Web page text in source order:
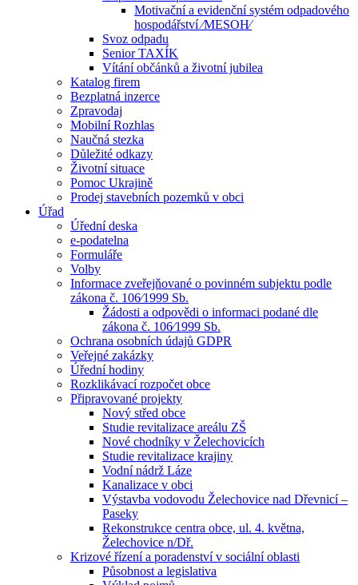
Motivační a evidenční systém odpadového
hospodářství ⁄MESOH⁄
Svoz odpadu
Senior TAXÍK
Vítání občánků a životní jubilea
Katalog firem
Bezplatná inzerce
Zpravodaj
Mobilní Rozhlas
Naučná stezka
Důležité odkazy
Životní situace
Pomoc Ukrajině
Prodej stavebních pozemků v obci
Úřad
Úřední deska
e-podatelna
Formuláře
Volby
Informace zveřejňované o povinném subjektu podle
zákona č. 106⁄1999 Sb.
Žádosti a odpovědi o informaci podané dle
zákona č. 106⁄1999 Sb.
Ochrana osobních údajů GDPR
Veřejné zakázky
Úřední hodiny
Rozklikávací rozpočet obce
Připravované projekty
Nový střed obce
Studie revitalizace areálu ZŠ
Nové chodníky v Želechovicích
Studie revitalizace krajiny
Vodní nádrž Láze
Kanalizace v obci
Výstavba vodovodu Želechovice nad Dřevnicí –
Paseky
Rekonstrukce centra obce, ul. 4. května,
Želechovice n/Dř.
Krizové řízení a poradenství v sociální oblasti
Působnost a legislativa